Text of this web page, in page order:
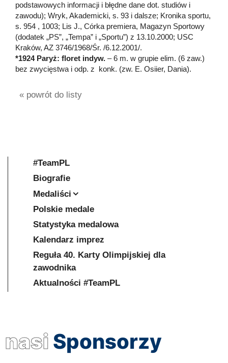
podstawowych informacji i błędne dane dot. studiów i
zawodu); Wryk, Akademicki, s. 93 i dalsze; Kronika sportu,
s. 954 , 1003; Lis J., Córka premiera, Magazyn Sportowy
(dodatek „PS”, „Tempa” i „Sportu”) z 13.10.2000; USC
Kraków, AZ 3746/1968/Śr. /6.12.2001/.
*1924 Paryż: floret indyw. – 6 m. w grupie elim. (6 zaw.)
bez zwycięstwa i odp. z konk. (zw. E. Osiier, Dania).
« powrót do listy
#TeamPL
Biografie
Medaliści
Polskie medale
Statystyka medalowa
Kalendarz imprez
Reguła 40. Karty Olimpijskiej dla
zawodnika
Aktualności #TeamPL
nasi Sponsorzy